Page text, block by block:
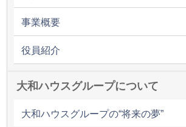
事業概要
役員紹介
大和ハウスグループについて
大和ハウスグループの“将来の夢”